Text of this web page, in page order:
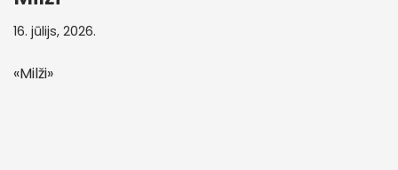
16. jūlijs, 2026.
«Milži»